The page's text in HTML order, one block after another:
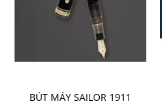
BÚT MÁY SAILOR 1911